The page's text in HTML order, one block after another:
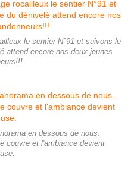
le sentier N°91 et suivons le
attend encore nos deux jeunes
en dessous de nous.
couvre et l'ambiance devient